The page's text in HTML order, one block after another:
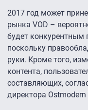
2017 год может
рынка VOD –
будет конкурентным
поскольку
руки. Кроме того,
контента,
составляющих,
директора